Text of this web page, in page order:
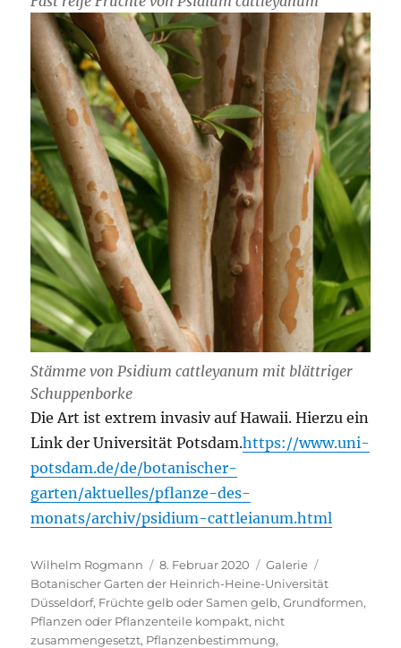
Stämme von Psidium cattleyanum mit blättriger
Schuppenborke
Die Art ist extrem invasiv auf Hawaii. Hierzu ein
Link der Universität Potsdam.https://www.uni-
potsdam.de/de/botanischer-
garten/aktuelles/pflanze-des-
monats/archiv/psidium-cattleianum.html
Autor
Wilhelm Rogmann
Veröffentlicht
am
8. Februar 2020 Format
Galerie
Botanischer Garten der Heinrich-Heine-Universität
Düsseldorf, Früchte gelb oder Samen gelb,Grundformen,
Pflanzen oder Pflanzenteile kompakt, nicht
zusammengesetzt, Pflanzenbestimmung,